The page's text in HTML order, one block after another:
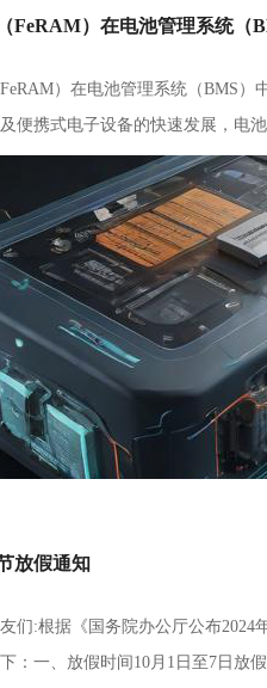
FeRAM）在电池管理系统（
）在电池管理系统（BMS）
便携式电子设备的快速发展，电
。在这一背景下，铁电存储器（
为BMS中关键数据存储的理想解决
重优势。FeRAM是一种兼具非易失
的极化特性实现数据
放假通知
们:根据《国务院办公厅公布2024
：一、放假时间10月1日至7日放